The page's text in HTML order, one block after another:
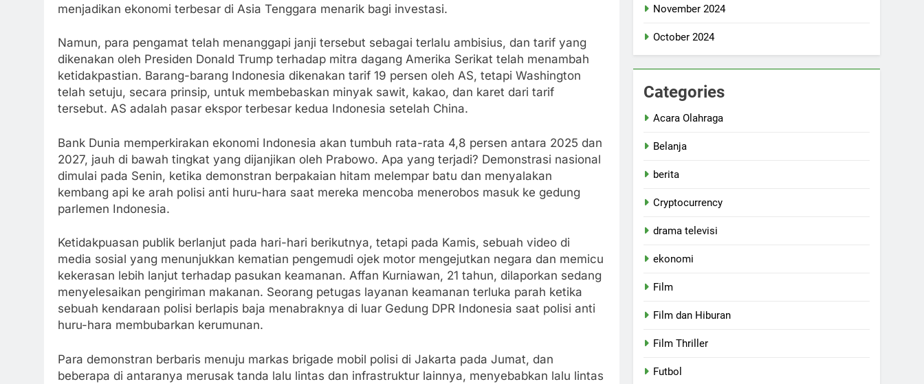
menjadikan ekonomi terbesar di Asia Tenggara menarik bagi investasi.
Namun, para pengamat telah menanggapi janji tersebut sebagai terlalu ambisius, dan tarif yang
dikenakan oleh Presiden Donald Trump terhadap mitra dagang Amerika Serikat telah menambah
ketidakpastian. Barang-barang Indonesia dikenakan tarif 19 persen oleh AS, tetapi Washington
telah setuju, secara prinsip, untuk membebaskan minyak sawit, kakao, dan karet dari tarif
tersebut. AS adalah pasar ekspor terbesar kedua Indonesia setelah China.
Bank Dunia memperkirakan ekonomi Indonesia akan tumbuh rata-rata 4,8 persen antara 2025 dan
2027, jauh di bawah tingkat yang dijanjikan oleh Prabowo. Apa yang terjadi? Demonstrasi nasional
dimulai pada Senin, ketika demonstran berpakaian hitam melempar batu dan menyalakan
kembang api ke arah polisi anti huru-hara saat mereka mencoba menerobos masuk ke gedung
parlemen Indonesia.
Ketidakpuasan publik berlanjut pada hari-hari berikutnya, tetapi pada Kamis, sebuah video di
media sosial yang menunjukkan kematian pengemudi ojek motor mengejutkan negara dan memicu
kekerasan lebih lanjut terhadap pasukan keamanan. Affan Kurniawan, 21 tahun, dilaporkan sedang
menyelesaikan pengiriman makanan. Seorang petugas layanan keamanan terluka parah ketika
sebuah kendaraan polisi berlapis baja menabraknya di luar Gedung DPR Indonesia saat polisi anti
huru-hara membubarkan kerumunan.
Para demonstran berbaris menuju markas brigade mobil polisi di Jakarta pada Jumat, dan
beberapa di antaranya merusak tanda lalu lintas dan infrastruktur lainnya, menyebabkan lalu lintas
November 2024
October 2024
Categories
Acara Olahraga
Belanja
berita
Cryptocurrency
drama televisi
ekonomi
Film
Film dan Hiburan
Film Thriller
Futbol